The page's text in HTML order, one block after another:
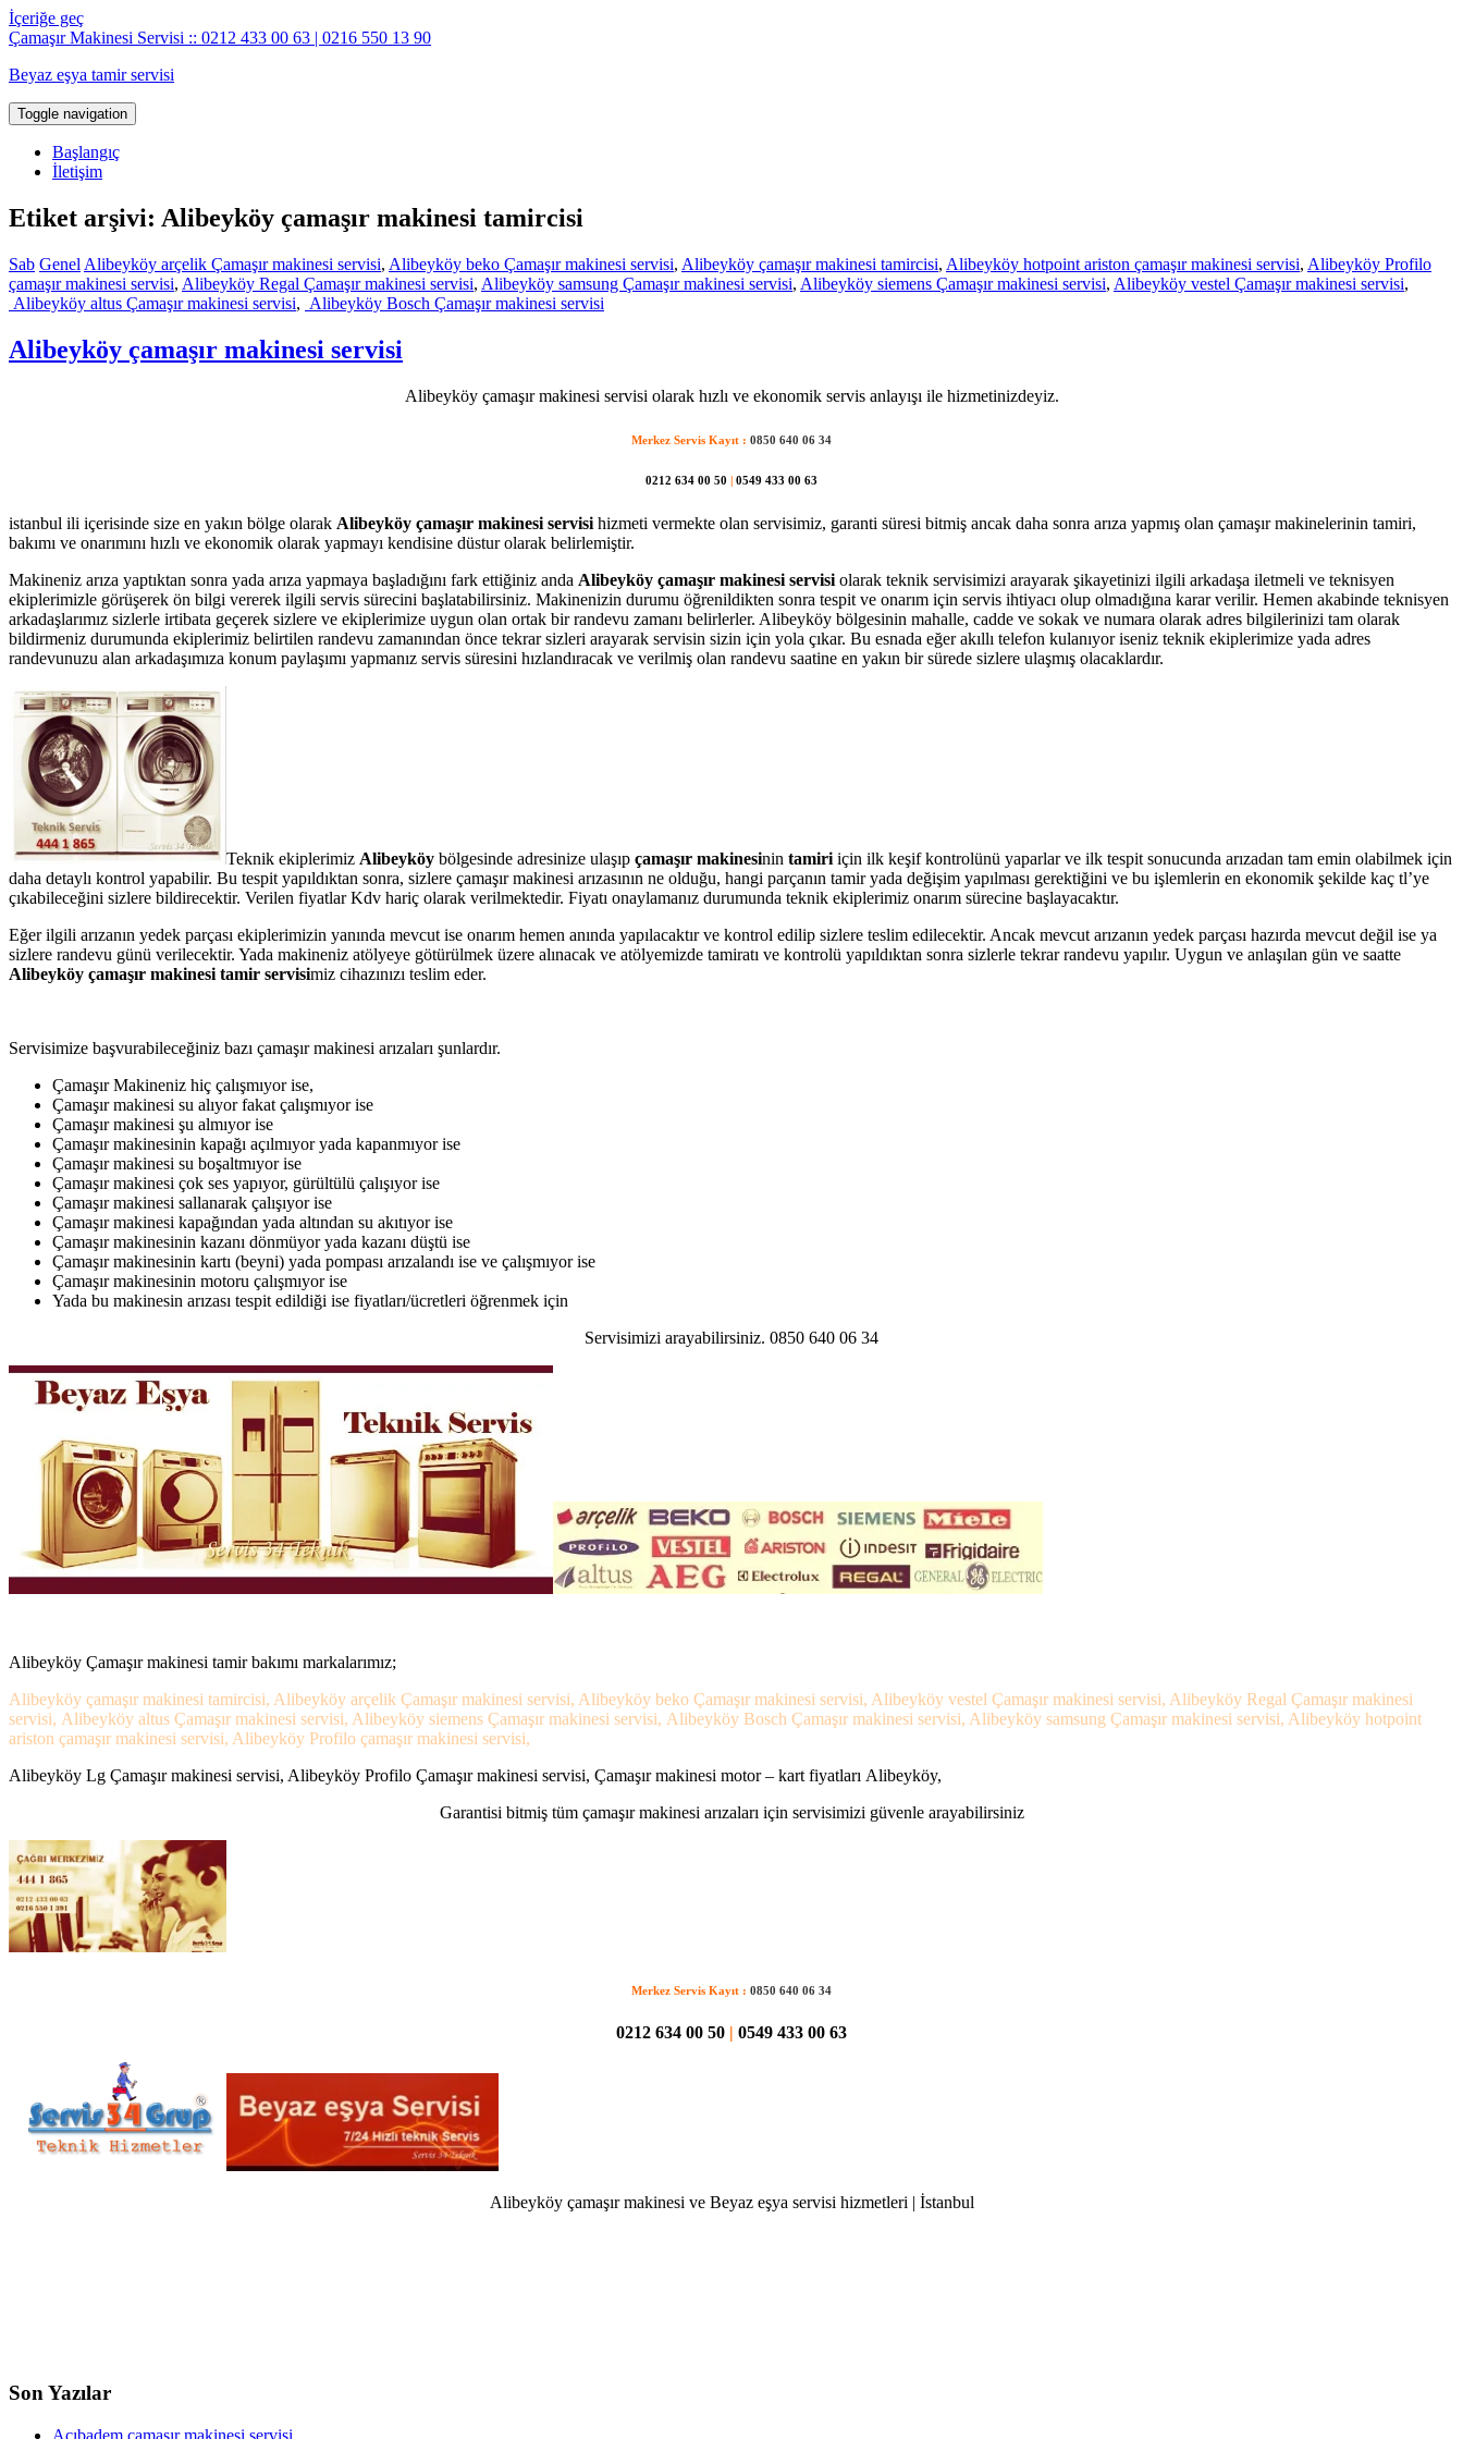
İçeriğe geç
Çamaşır Makinesi Servisi :: 0212 433 00 63 | 0216 550 13 90
Beyaz eşya tamir servisi
Toggle navigation
Başlangıç
İletişim
Etiket arşivi: Alibeyköy çamaşır makinesi tamircisi
Sab Genel Alibeyköy arçelik Çamaşır makinesi servisi, Alibeyköy beko Çamaşır makinesi servisi, Alibeyköy çamaşır makinesi tamircisi, Alibeyköy hotpoint ariston çamaşır makinesi servisi, Alibeyköy Profilo
çamaşır makinesi servisi, Alibeyköy Regal Çamaşır makinesi servisi, Alibeyköy samsung Çamaşır makinesi servisi, Alibeyköy siemens Çamaşır makinesi servisi, Alibeyköy vestel Çamaşır makinesi servisi,
Alibeyköy altus Çamaşır makinesi servisi, Alibeyköy Bosch Çamaşır makinesi servisi
Alibeyköy çamaşır makinesi servisi
Alibeyköy çamaşır makinesi servisi olarak hızlı ve ekonomik servis anlayışı ile hizmetinizdeyiz.
Merkez Servis Kayıt : 0850 640 06 34
0212 634 00 50 | 0549 433 00 63
istanbul ili içerisinde size en yakın bölge olarak Alibeyköy çamaşır makinesi servisi hizmeti vermekte olan servisimiz, garanti süresi bitmiş ancak daha sonra arıza yapmış olan çamaşır makinelerinin tamiri,
bakımı ve onarımını hızlı ve ekonomik olarak yapmayı kendisine düstur olarak belirlemiştir.
Makineniz arıza yaptıktan sonra yada arıza yapmaya başladığını fark ettiğiniz anda Alibeyköy çamaşır makinesi servisi olarak teknik servisimizi arayarak şikayetinizi ilgili arkadaşa iletmeli ve teknisyen
ekiplerimizle görüşerek ön bilgi vererek ilgili servis sürecini başlatabilirsiniz. Makinenizin durumu öğrenildikten sonra tespit ve onarım için servis ihtiyacı olup olmadığına karar verilir. Hemen akabinde teknisyen
arkadaşlarımız sizlerle irtibata geçerek sizlere ve ekiplerimize uygun olan ortak bir randevu zamanı belirlerler. Alibeyköy bölgesinin mahalle, cadde ve sokak ve numara olarak adres bilgilerinizi tam olarak
bildirmeniz durumunda ekiplerimiz belirtilen randevu zamanından önce tekrar sizleri arayarak servisin sizin için yola çıkar. Bu esnada eğer akıllı telefon kulanıyor iseniz teknik ekiplerimize yada adres
randevunuzu alan arkadaşımıza konum paylaşımı yapmanız servis süresini hızlandıracak ve verilmiş olan randevu saatine en yakın bir sürede sizlere ulaşmış olacaklardır.
Teknik ekiplerimiz Alibeyköy bölgesinde adresinize ulaşıp çamaşır makinesinin tamiri için ilk keşif kontrolünü yaparlar ve ilk tespit sonucunda arızadan tam emin olabilmek için
daha detaylı kontrol yapabilir. Bu tespit yapıldıktan sonra, sizlere çamaşır makinesi arızasının ne olduğu, hangi parçanın tamir yada değişim yapılması gerektiğini ve bu işlemlerin en ekonomik şekilde kaç tl’ye
çıkabileceğini sizlere bildirecektir. Verilen fiyatlar Kdv hariç olarak verilmektedir. Fiyatı onaylamanız durumunda teknik ekiplerimiz onarım sürecine başlayacaktır.
Eğer ilgili arızanın yedek parçası ekiplerimizin yanında mevcut ise onarım hemen anında yapılacaktır ve kontrol edilip sizlere teslim edilecektir. Ancak mevcut arızanın yedek parçası hazırda mevcut değil ise ya
sizlere randevu günü verilecektir. Yada makineniz atölyeye götürülmek üzere alınacak ve atölyemizde tamiratı ve kontrolü yapıldıktan sonra sizlerle tekrar randevu yapılır. Uygun ve anlaşılan gün ve saatte
Alibeyköy çamaşır makinesi tamir servisimiz cihazınızı teslim eder.
Servisimize başvurabileceğiniz bazı çamaşır makinesi arızaları şunlardır.
Çamaşır Makineniz hiç çalışmıyor ise,
Çamaşır makinesi su alıyor fakat çalışmıyor ise
Çamaşır makinesi şu almıyor ise
Çamaşır makinesinin kapağı açılmıyor yada kapanmıyor ise
Çamaşır makinesi su boşaltmıyor ise
Çamaşır makinesi çok ses yapıyor, gürültülü çalışıyor ise
Çamaşır makinesi sallanarak çalışıyor ise
Çamaşır makinesi kapağından yada altından su akıtıyor ise
Çamaşır makinesinin kazanı dönmüyor yada kazanı düştü ise
Çamaşır makinesinin kartı (beyni) yada pompası arızalandı ise ve çalışmıyor ise
Çamaşır makinesinin motoru çalışmıyor ise
Yada bu makinesin arızası tespit edildiği ise fiyatları/ücretleri öğrenmek için
Servisimizi arayabilirsiniz. 0850 640 06 34
Alibeyköy Çamaşır makinesi tamir bakımı markalarımız;
Alibeyköy çamaşır makinesi tamircisi, Alibeyköy arçelik Çamaşır makinesi servisi, Alibeyköy beko Çamaşır makinesi servisi, Alibeyköy vestel Çamaşır makinesi servisi, Alibeyköy Regal Çamaşır makinesi
servisi, Alibeyköy altus Çamaşır makinesi servisi, Alibeyköy siemens Çamaşır makinesi servisi, Alibeyköy Bosch Çamaşır makinesi servisi, Alibeyköy samsung Çamaşır makinesi servisi, Alibeyköy hotpoint
ariston çamaşır makinesi servisi, Alibeyköy Profilo çamaşır makinesi servisi,
Alibeyköy Lg Çamaşır makinesi servisi, Alibeyköy Profilo Çamaşır makinesi servisi, Çamaşır makinesi motor – kart fiyatları Alibeyköy,
Garantisi bitmiş tüm çamaşır makinesi arızaları için servisimizi güvenle arayabilirsiniz
Merkez Servis Kayıt : 0850 640 06 34
0212 634 00 50 0549 433 00 63
Alibeyköy çamaşır makinesi ve Beyaz eşya servisi hizmetleri | İstanbul
Son Yazılar
Acıbadem çamaşır makinesi servisi